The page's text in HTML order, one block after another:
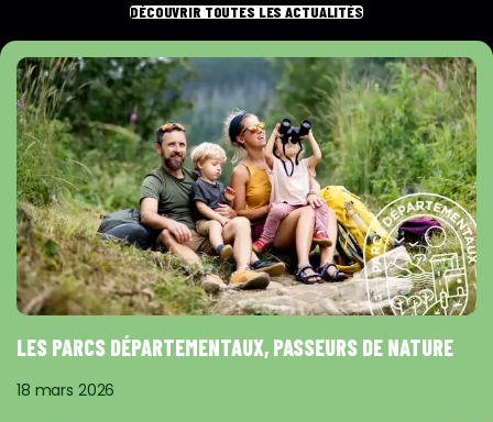
DÉCOUVRIR TOUTES LES ACTUALITÉS
LES PARCS DÉPARTEMENTAUX, PASSEURS DE NATURE
18 mars 2026